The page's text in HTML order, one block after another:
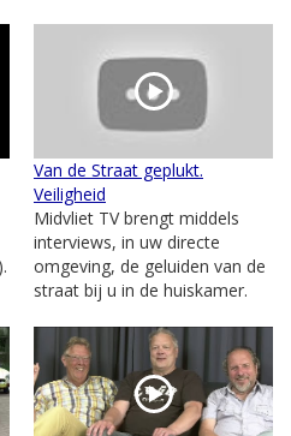
Van de Straat geplukt.
Veiligheid
Midvliet TV brengt middels
interviews, in uw directe
omgeving, de geluiden van de
straat bij u in de huiskamer.